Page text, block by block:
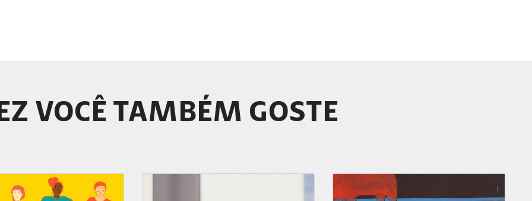
VOCÊ TAMBÉM GOSTE